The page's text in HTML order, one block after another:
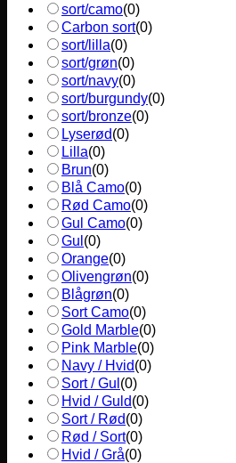
sort/camo(0)
Carbon sort(0)
sort/lilla(0)
sort/grøn(0)
sort/navy(0)
sort/burgundy(0)
sort/bronze(0)
Lyserød(0)
Lilla(0)
Brun(0)
Blå Camo(0)
Rød Camo(0)
Gul Camo(0)
Gul (0)
Orange(0)
Olivengrøn(0)
Blågrøn(0)
Sort Camo(0)
Gold Marble(0)
Pink Marble(0)
Navy / Hvid(0)
Sort / Gul (0)
Hvid / Guld(0)
Sort / Rød(0)
Rød / Sort(0)
Hvid / Grå(0)